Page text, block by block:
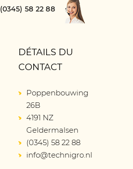
(0345) 58 22 88
DÉTAILS DU
CONTACT
Poppenbouwing
26B
4191 NZ
Geldermalsen
(0345) 58 22 88
info@technigro.nl